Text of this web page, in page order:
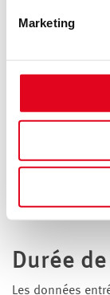
enforced.
Marketing
Base
Le traitement
Durée
Les données